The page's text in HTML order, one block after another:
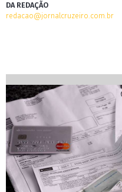
DA REDAÇÃO
redacao@jornalcruzeiro.com.br